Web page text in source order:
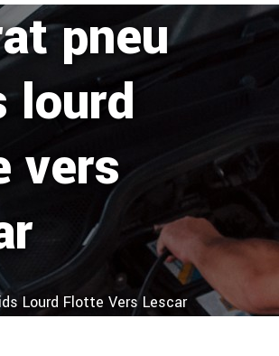
pneu
lourd
vers
Lourd Flotte Vers Lescar